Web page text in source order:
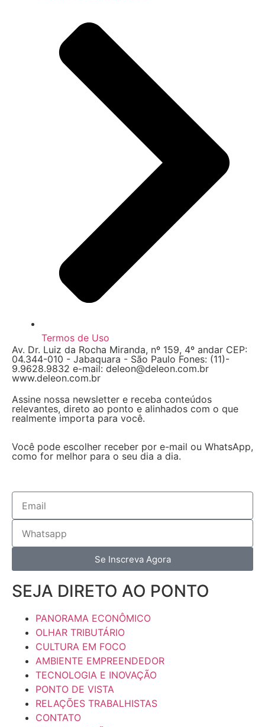
Termos de Uso
Av. Dr. Luiz da Rocha Miranda, nº 159, 4º andar CEP:
04.344-010 - Jabaquara - São Paulo Fones: (11)-
9.9628.9832 e-mail: deleon@deleon.com.br
www.deleon.com.br
Assine nossa newsletter e receba conteúdos
relevantes, direto ao ponto e alinhados com o que
realmente importa para você.
Você pode escolher receber por e-mail ou WhatsApp,
como for melhor para o seu dia a dia.
Se Inscreva Agora
SEJA DIRETO AO PONTO
PANORAMA ECONÔMICO
OLHAR TRIBUTÁRIO
CULTURA EM FOCO
AMBIENTE EMPREENDEDOR
TECNOLOGIA E INOVAÇÃO
PONTO DE VISTA
RELAÇÕES TRABALHISTAS
CONTATO